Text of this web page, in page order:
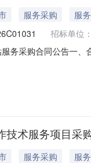
服务采购
服务
招标单位
务采购合同公告一
）：台州市污染防
术服务项目采
服务采购
服务